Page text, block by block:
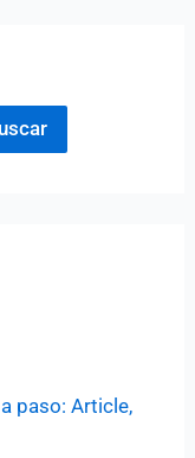
paso: Article,